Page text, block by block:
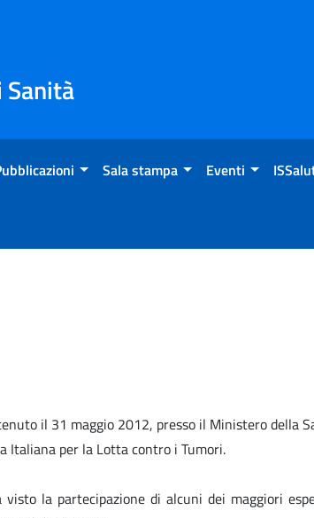
Sala stampa Eventi
il 31 maggio 2012, presso il Ministero della
Italiana per la Lotta contro i Tumori.
la partecipazione di alcuni dei maggiori